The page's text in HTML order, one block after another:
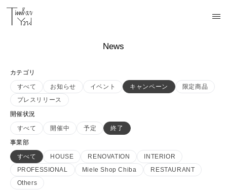
News
カテゴリ
すべて
お知らせ イベント キャンペーン
限定商品
プレスリリース
開催状況
すべて
開催中 予定
終了
事業部
すべて
HOUSE RENOVATION
INTERIOR
PROFESSIONAL
Miele Shop Chiba
RESTAURANT
Others